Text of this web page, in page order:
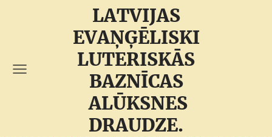
LATVIJAS
EVAŅĢĒLISKI
LUTERISKĀS
BAZNĪCAS
ALŪKSNES
DRAUDZE.